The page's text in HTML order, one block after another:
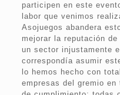
participen en este
labor que venimos
Asojuegos abandera
mejorar la reputación
un sector injustamente
correspondía asumir
lo hemos hecho con
empresas del gremio